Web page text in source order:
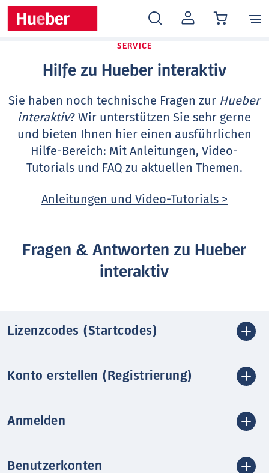
MEIN
KONTO
SERVICE
Hilfe zu Hueber interaktiv
Sie haben noch technische Fragen zur Hueber
interaktiv? Wir unterstützen Sie sehr gerne
und bieten Ihnen hier einen ausführlichen
Hilfe-Bereich: Mit Anleitungen, Video-
Tutorials und FAQ zu aktuellen Themen.
Anleitungen und Video-Tutorials >
Fragen & Antworten zu Hueber
interaktiv
Lizenzcodes (Startcodes)
Konto erstellen (Registrierung)
Anmelden
Benutzerkonten